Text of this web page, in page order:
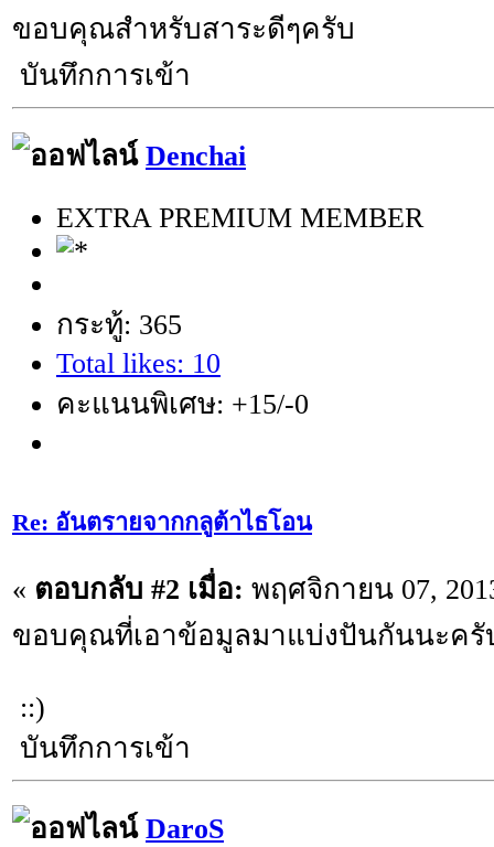
ขอบคุณสำหรับสาระดีๆครับ
บันทึกการเข้า
Denchai
EXTRA PREMIUM MEMBER
กระทู้: 365
Total likes: 10
คะแนนพิเศษ: +15/-0
Re: อันตรายจากกลูต้าไธโอน
« ตอบกลับ #2 เมื่อ: พฤศจิกายน 07,
ขอบคุณที่เอาข้อมูลมาแบ่งปันกันนะครั
::)
บันทึกการเข้า
DaroS